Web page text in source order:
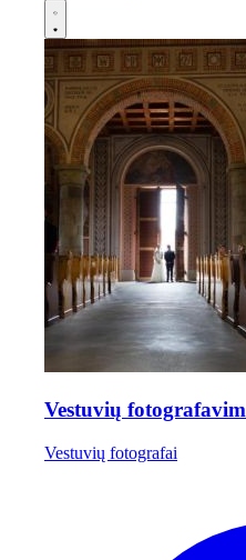
Vestuvių
Vestuvių fotografai